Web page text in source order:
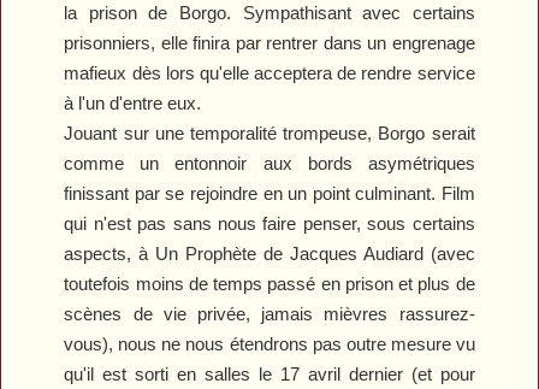
la prison de Borgo. Sympathisant avec certains
prisonniers, elle finira par rentrer dans un engrenage
mafieux dès lors qu'elle acceptera de rendre service
à l'un d'entre eux.
Jouant sur une temporalité trompeuse, Borgo serait
comme un entonnoir aux bords asymétriques
finissant par se rejoindre en un point culminant. Film
qui n'est pas sans nous faire penser, sous certains
aspects, à Un Prophète de Jacques Audiard (avec
toutefois moins de temps passé en prison et plus de
scènes de vie privée, jamais mièvres rassurez-
vous), nous ne nous étendrons pas outre mesure vu
qu'il est sorti en salles le 17 avril dernier (et pour